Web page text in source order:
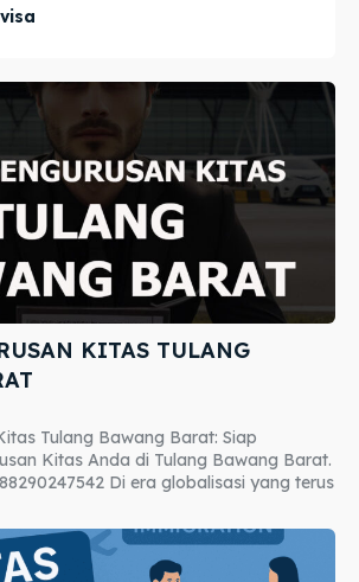
KITAS TULANG
Tulang Bawang Barat: Siap
Kitas Anda di Tulang Bawang Barat.
Di era globalisasi yang terus